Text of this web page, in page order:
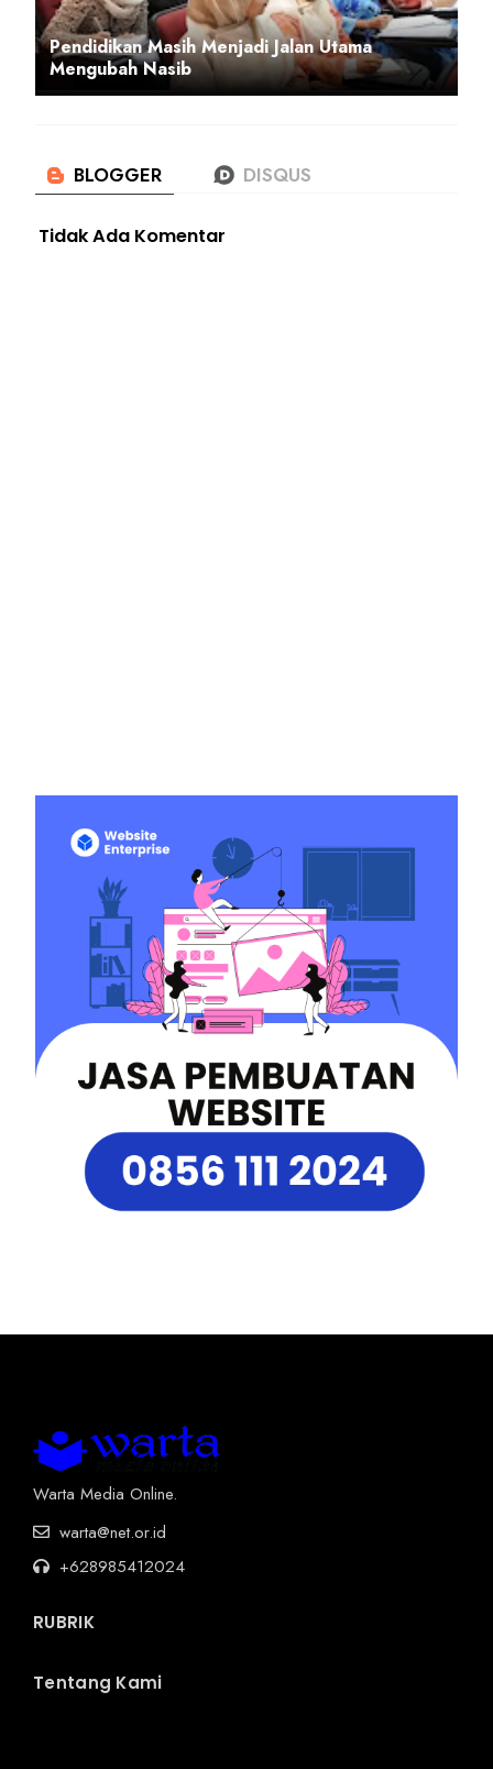
Pendidikan Masih Menjadi Jalan Utama
Mengubah Nasib
Tidak Ada Komentar
Warta Media Online.
warta@net.or.id
+628985412024
RUBRIK
Tentang Kami